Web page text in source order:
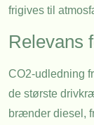
frigives til
Relevans
CO2-udledning
de største
brænder diesel,